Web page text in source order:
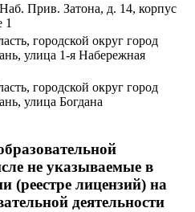
Прив. Затона, д. 14, корпус
1
городской округ город
улица 1-я Набережная
городской округ город
улица Богдана
не указываемые в
(реестре лицензий) на
деятельности